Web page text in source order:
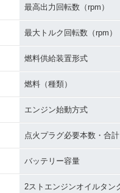
最高出力回転数（rpm）
最大トルク回転数（rpm）
燃料供給装置形式
燃料（種類）
エンジン始動方式
点火プラグ必要本数・合計
バッテリー容量
2ストエンジンオイルタン